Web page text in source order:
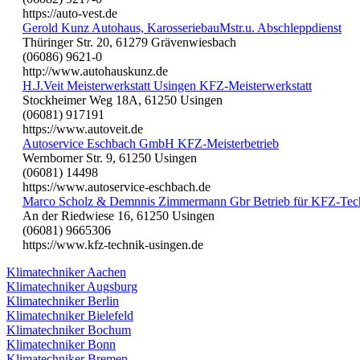
https://auto-vest.de
Gerold Kunz Autohaus, KarosseriebauMstr.u. Abschleppdienst
Thüringer Str. 20, 61279 Grävenwiesbach
(06086) 9621-0
http://www.autohauskunz.de
H.J.Veit Meisterwerkstatt Usingen KFZ-Meisterwerkstatt
Stockheimer Weg 18A, 61250 Usingen
(06081) 917191
https://www.autoveit.de
Autoservice Eschbach GmbH KFZ-Meisterbetrieb
Wernborner Str. 9, 61250 Usingen
(06081) 14498
https://www.autoservice-eschbach.de
Marco Scholz & Demnnis Zimmermann Gbr Betrieb für KFZ-
An der Riedwiese 16, 61250 Usingen
(06081) 9665306
https://www.kfz-technik-usingen.de
Klimatechniker Aachen
Klimatechniker Augsburg
Klimatechniker Berlin
Klimatechniker Bielefeld
Klimatechniker Bochum
Klimatechniker Bonn